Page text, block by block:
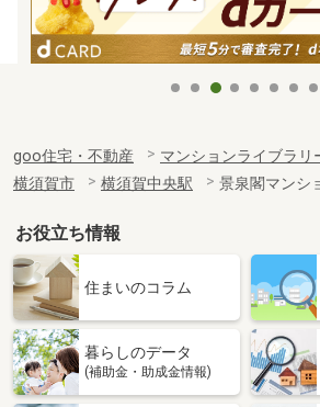
goo住宅・不動産 マンションライブラリ
横須賀市
横須賀中央駅 景泉閣マンシ
お役立ち情報
住まいのコラム
暮らしのデータ
(補助金・助成金情報)